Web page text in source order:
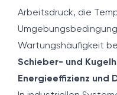
Arbeitsdruck, die
Wartungshäufigkeit
Schieber- und
Energieeffizienz und